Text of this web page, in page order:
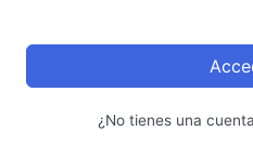
¿No tienes una